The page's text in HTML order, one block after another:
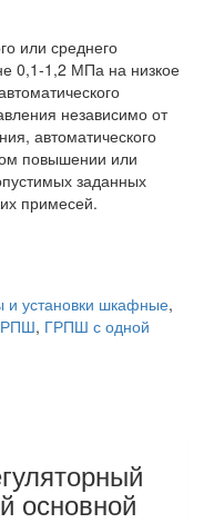
или среднего
0,1-1,2 МПа на низкое
независимо от
автоматического
повышении или
заданных
примесей.
и установки шкафные,
, ГРПШ с одной
основной